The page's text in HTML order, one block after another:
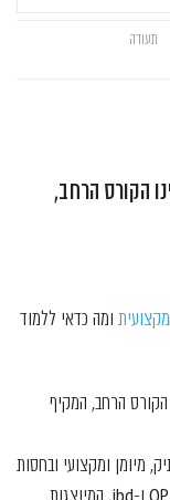
תעודה
הקורס הרחב,
מקצועית ומה כדאי ללמוד
הקורס הרחב, המקיף
מיומן ומקצועי ובחסות